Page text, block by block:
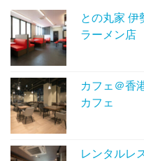
との丸家 伊
ラーメン店
カフェ＠香
カフェ
レンタルレ